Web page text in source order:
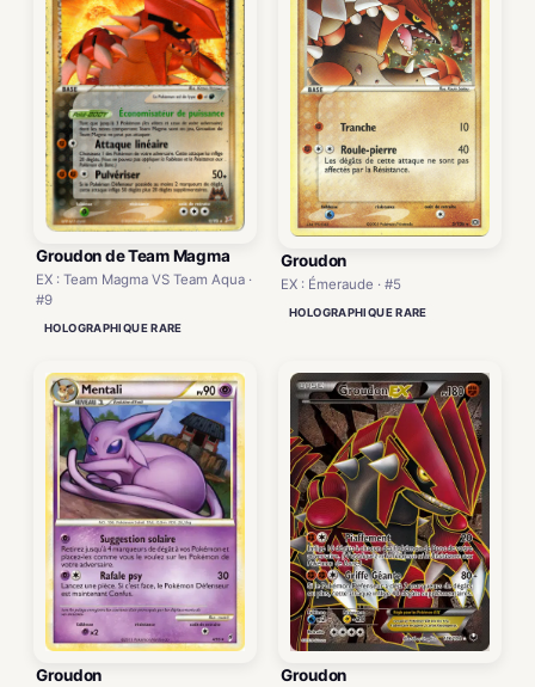
Groudon de Team Magma
EX : Team Magma VS Team Aqua ·
#9
HOLOGRAPHIQUE RARE
Groudon
EX : Émeraude · #5
HOLOGRAPHIQUE RARE
Groudon Groudon